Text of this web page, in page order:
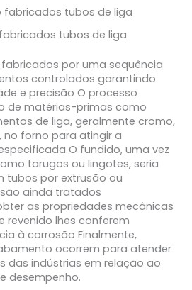
tubos de liga
por uma sequência
controlados garantindo
e precisão O processo
de matérias-primas como
de liga, geralmente cromo,
no forno para atingir a
O fundido, uma vez
tarugos ou lingotes, seria
tubos por extrusão ou
ainda tratados
as propriedades mecânicas
revenido lhes conferem
à corrosão Finalmente,
ocorrem para atender
das indústrias em relação ao
desempenho.